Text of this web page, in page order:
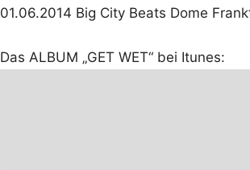
01.06.2014 Big City Beats Dome
Das ALBUM „GET WET“ bei Itunes: